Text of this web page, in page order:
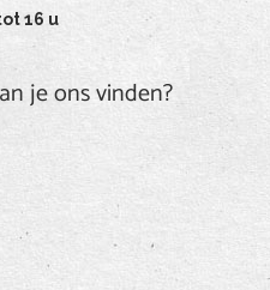
16 u
je ons vinden?